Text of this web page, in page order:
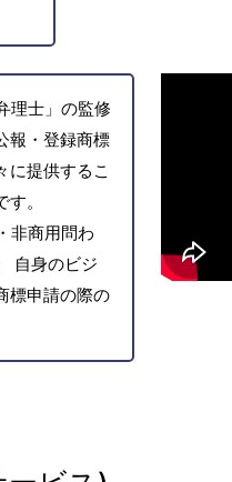
理士」の監修
報・登録商標
に提供するこ
。
非商用問わ
自身のビジ
標申請の際の